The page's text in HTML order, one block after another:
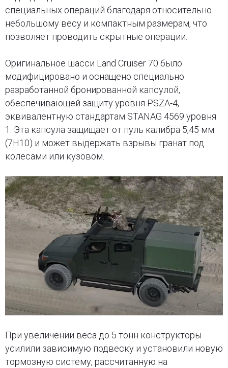
специальных операций благодаря относительно
небольшому весу и компактным размерам, что
позволяет проводить скрытные операции.
Оригинальное шасси Land Cruiser 70 было
модифицировано и оснащено специально
разработанной бронированной капсулой,
обеспечивающей защиту уровня PSZA-4,
эквивалентную стандартам STANAG 4569 уровня
1. Эта капсула защищает от пуль калибра 5,45 мм
(7Н10) и может выдержать взрывы гранат под
колесами или кузовом.
При увеличении веса до 5 тонн конструкторы
усилили зависимую подвеску и установили новую
тормозную систему, рассчитанную на